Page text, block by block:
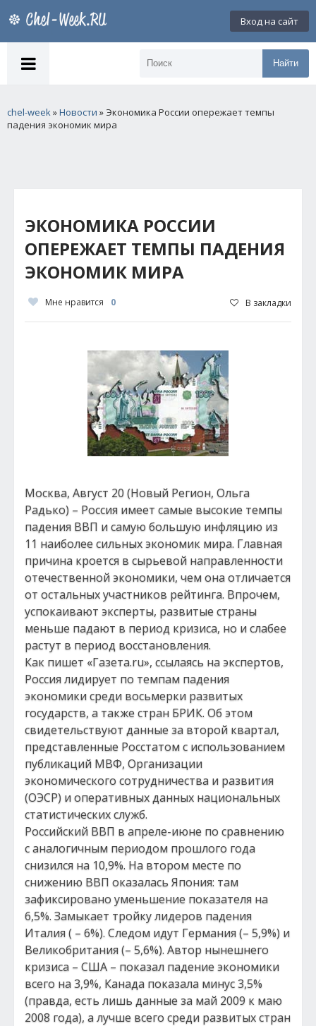
Вход на сайт
Найти
chel-week»Новости » Экономика России опережает темпы
падения экономик мира
ЭКОНОМИКА РОССИИ
ОПЕРЕЖАЕТ ТЕМПЫ ПАДЕНИЯ
ЭКОНОМИК МИРА
Мне нравится 0 В закладки
Москва, Август 20 (Новый Регион, Ольга
Радько) – Россия имеет самые высокие темпы
падения ВВП и самую большую инфляцию из
11 наиболее сильных экономик мира. Главная
причина кроется в сырьевой направленности
отечественной экономики, чем она отличается
от остальных участников рейтинга. Впрочем,
успокаивают эксперты, развитые страны
меньше падают в период кризиса, но и слабее
растут в период восстановления.
Как пишет «Газета.ru», ссылаясь на экспертов,
Россия лидирует по темпам падения
экономики среди восьмерки развитых
государств, а также стран БРИК. Об этом
свидетельствуют данные за второй квартал,
представленные Росстатом с использованием
публикаций МВФ, Организации
экономического сотрудничества и развития
(ОЭСР) и оперативных данных национальных
статистических служб.
Российский ВВП в апреле-июне по сравнению
с аналогичным периодом прошлого года
снизился на 10,9%. На втором месте по
снижению ВВП оказалась Япония: там
зафиксировано уменьшение показателя на
6,5%. Замыкает тройку лидеров падения
Италия ( – 6%). Следом идут Германия (– 5,9%) и
Великобритания (– 5,6%). Автор нынешнего
кризиса – США – показал падение экономики
всего на 3,9%, Канада показала минус 3,5%
(правда, есть лишь данные за май 2009 к маю
2008 года), а лучше всего среди развитых стран